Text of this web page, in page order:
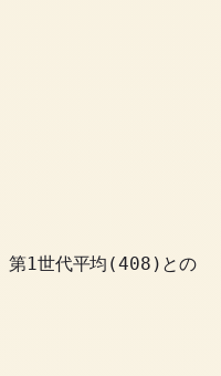
第1世代平均(408)との